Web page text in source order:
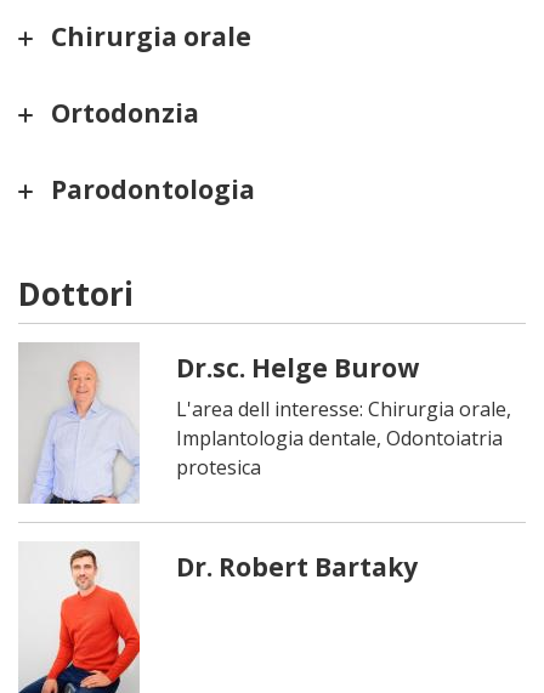
Chirurgia orale
Ortodonzia
Parodontologia
Dottori
Dr.sc. Helge Burow
L'area dell interesse: Chirurgia orale,
Implantologia dentale, Odontoiatria
protesica
Dr. Robert Bartaky